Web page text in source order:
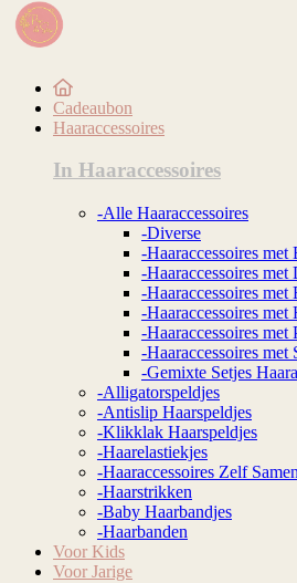
Cadeaubon
Haaraccessoires
In Haaraccessoires
-Alle Haaraccessoires
-Diverse
-Haaraccessoires met
-Haaraccessoires met
-Haaraccessoires met
-Haaraccessoires met
-Haaraccessoires met
-Haaraccessoires met
-Gemixte Setjes
-Alligatorspeldjes
-Antislip Haarspeldjes
-Klikklak Haarspeldjes
-Haarelastiekjes
-Haaraccessoires Zelf
-Haarstrikken
-Baby Haarbandjes
-Haarbanden
Voor Kids
Voor Jarige